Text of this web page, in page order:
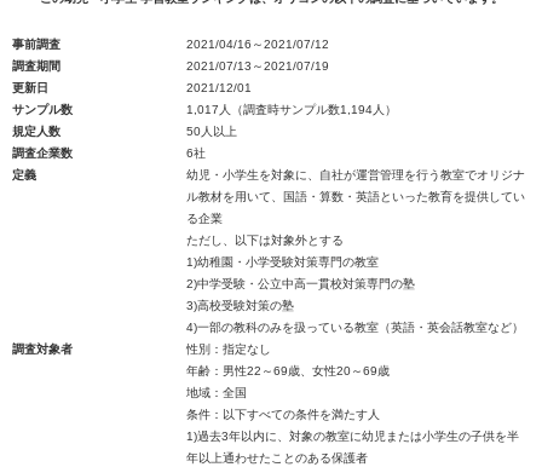
事前調査
2021/04/16～2021/07/12
調査期間
2021/07/13～2021/07/19
更新日
2021/12/01
サンプル数
1,017人（調査時サンプル数1,194人）
規定人数
50人以上
調査企業数
6社
定義
幼児・小学生を対象に、自社が運営管理を行う教室でオリジナ
ル教材を用いて、国語・算数・英語といった教育を提供してい
る企業
ただし、以下は対象外とする
1)幼稚園・小学受験対策専門の教室
2)中学受験・公立中高一貫校対策専門の塾
3)高校受験対策の塾
4)一部の教科のみを扱っている教室（英語・英会話教室など）
調査対象者
性別：指定なし
年齢：男性22～69歳、女性20～69歳
地域：全国
条件：以下すべての条件を満たす人
1)過去3年以内に、対象の教室に幼児または小学生の子供を半
年以上通わせたことのある保護者